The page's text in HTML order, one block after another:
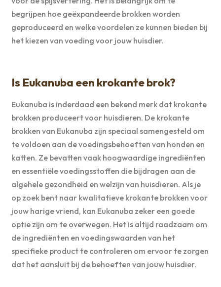
begrijpen hoe geëxpandeerde brokken worden
geproduceerd en welke voordelen ze kunnen bieden bij
het kiezen van voeding voor jouw huisdier.
Is Eukanuba een krokante brok?
Eukanuba is inderdaad een bekend merk dat krokante
brokken produceert voor huisdieren. De krokante
brokken van Eukanuba zijn speciaal samengesteld om
te voldoen aan de voedingsbehoeften van honden en
katten. Ze bevatten vaak hoogwaardige ingrediënten
en essentiële voedingsstoffen die bijdragen aan de
algehele gezondheid en welzijn van huisdieren. Als je
op zoek bent naar kwalitatieve krokante brokken voor
jouw harige vriend, kan Eukanuba zeker een goede
optie zijn om te overwegen. Het is altijd raadzaam om
de ingrediënten en voedingswaarden van het
specifieke product te controleren om ervoor te zorgen
dat het aansluit bij de behoeften van jouw huisdier.